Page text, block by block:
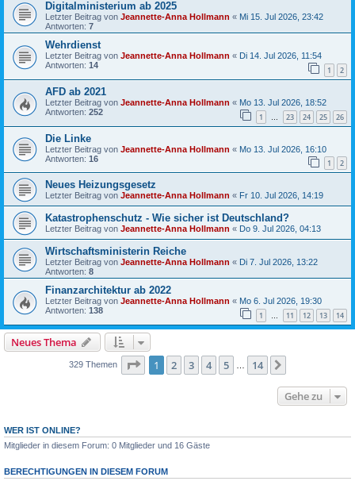
Digitalministerium ab 2025
Letzter Beitrag von Jeannette-Anna Hollmann « Mi 15. Jul 2026, 23:42
Antworten: 7
Wehrdienst
Letzter Beitrag von Jeannette-Anna Hollmann « Di 14. Jul 2026, 11:54
Antworten: 14 1 2
AFD ab 2021
Letzter Beitrag von Jeannette-Anna Hollmann « Mo 13. Jul 2026, 18:52
Antworten: 252 1 … 23 24 25 26
Die Linke
Letzter Beitrag von Jeannette-Anna Hollmann « Mo 13. Jul 2026, 16:10
Antworten: 16 1 2
Neues Heizungsgesetz
Letzter Beitrag von Jeannette-Anna Hollmann « Fr 10. Jul 2026, 14:19
Katastrophenschutz - Wie sicher ist Deutschland?
Letzter Beitrag von Jeannette-Anna Hollmann « Do 9. Jul 2026, 04:13
Wirtschaftsministerin Reiche
Letzter Beitrag von Jeannette-Anna Hollmann « Di 7. Jul 2026, 13:22
Antworten: 8
Finanzarchitektur ab 2022
Letzter Beitrag von Jeannette-Anna Hollmann « Mo 6. Jul 2026, 19:30
Antworten: 138 1 … 11 12 13 14
Neues Thema
329 Themen Seite 1von 14
1 2 3 4 5 14
Gehe zu
WER IST ONLINE?
Mitglieder in diesem Forum: 0 Mitglieder und 16 Gäste
BERECHTIGUNGEN IN DIESEM FORUM